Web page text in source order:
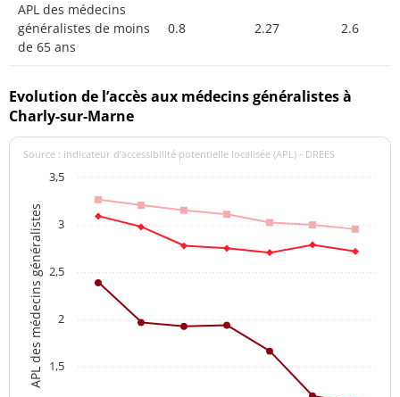
APL des médecins
généralistes de moins
de 65 ans
0.8 2.27 2.6
Evolution de l’accès aux médecins généralistes à
Charly-sur-Marne
APL des médecins généralistes
Source : indicateur d’accessibilité potentielle localisée (APL) - DREES
1,5
2
2,5
3
3,5